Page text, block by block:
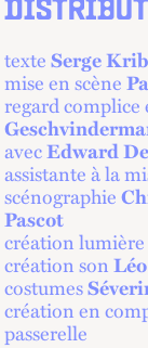
texteSerge
mise en scène
regard complice
avecEdward
assistante à la
scénographie
Pascot
création lumière
création son
costumes
création en
passerelle